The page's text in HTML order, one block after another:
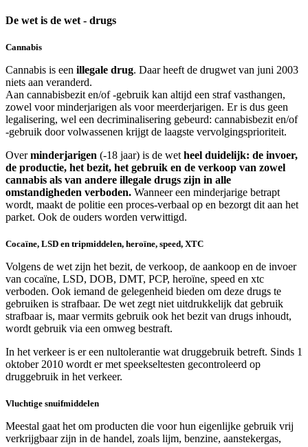
De wet is de wet - drugs
Cannabis
Cannabis is een illegale drug. Daar heeft de drugwet van juni 2003
niets aan veranderd.
Aan cannabisbezit en/of -gebruik kan altijd een straf vasthangen,
zowel voor minderjarigen als voor meerderjarigen. Er is dus geen
legalisering, wel een decriminalisering gebeurd: cannabisbezit en/of
-gebruik door volwassenen krijgt de laagste vervolgingsprioriteit.
Overminderjarigen (-18 jaar) is de wet heel duidelijk: de invoer,
de productie, het bezit, het gebruik en de verkoop van zowel
cannabis als van andere illegale drugs zijn in alle
omstandigheden verboden. Wanneer een minderjarige betrapt
wordt, maakt de politie een proces-verbaal op en bezorgt dit aan het
parket. Ook de ouders worden verwittigd.
Cocaïne, LSD en tripmiddelen, heroïne, speed, XTC
Volgens de wet zijn het bezit, de verkoop, de aankoop en de invoer
van cocaïne, LSD, DOB, DMT, PCP, heroïne, speed en xtc
verboden. Ook iemand de gelegenheid bieden om deze drugs te
gebruiken is strafbaar. De wet zegt niet uitdrukkelijk dat gebruik
strafbaar is, maar vermits gebruik ook het bezit van drugs inhoudt,
wordt gebruik via een omweg bestraft.
In het verkeer is er een nultolerantie wat druggebruik betreft. Sinds 1
oktober 2010 wordt er met speekseltesten gecontroleerd op
druggebruik in het verkeer.
Vluchtige snuifmiddelen
Meestal gaat het om producten die voor hun eigenlijke gebruik vrij
verkrijgbaar zijn in de handel, zoals lijm, benzine, aanstekergas,